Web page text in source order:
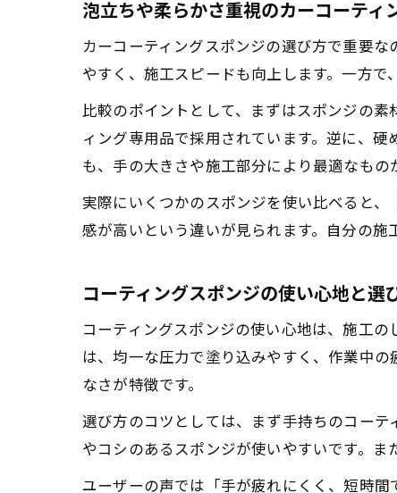
泡立ちや柔らかさ重視のカーコーティ
カーコーティングスポンジの選び方で重要
やすく、施工スピードも向上します。一方
比較のポイントとして、まずはスポンジの
ィング専用品で採用されています。逆に、
も、手の大きさや施工部分により最適なもの
実際にいくつかのスポンジを使い比べると
感が高いという違いが見られます。自分の施
コーティングスポンジの使い心地と選
コーティングスポンジの使い心地は、施工
は、均一な圧力で塗り込みやすく、作業中
なさが特徴です。
選び方のコツとしては、まず手持ちのコー
やコシのあるスポンジが使いやすいです。
ユーザーの声では「手が疲れにくく、短時